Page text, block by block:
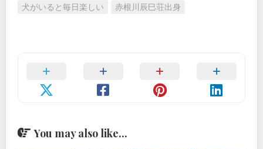
犬がいると毎日楽しい
赤根川辰巳荘出身
You may also like...